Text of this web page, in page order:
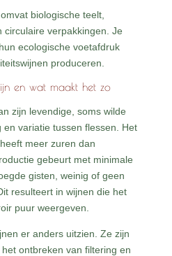
biologische teelt,
circulaire verpakkingen. Je
ecologische voetafdruk
produceren.
en wat maakt het zo
zijn levendige, soms wilde
variatie tussen flessen. Het
meer zuren dan
gebeurt met minimale
gisten, weinig of geen
resulteert in wijnen die het
puur weergeven.
er anders uitzien. Ze zijn
ontbreken van filtering en